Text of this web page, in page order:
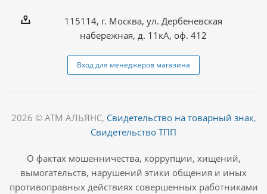
115114, г. Москва, ул. Дербеневская
набережная, д. 11кА, оф. 412
Вход для менеджеров магазина
2026 © АТМ АЛЬЯНС, Свидетельство на товарный знак,
Свидетельство ТПП
О фактах мошенничества, коррупции, хищений,
вымогательств, нарушений этики общения и иных
противоправных действиях совершенных работниками